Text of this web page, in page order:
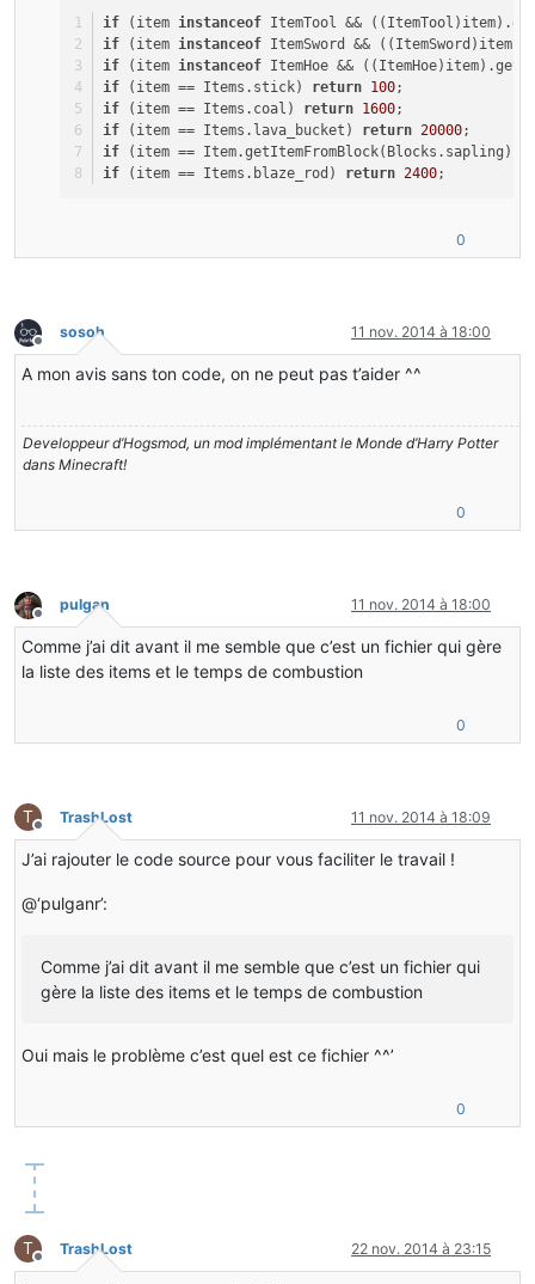
if (item instanceof ItemTool &&
if (item instanceof ItemSword &&
if (item instanceof ItemHoe &&
if (item == Items.stick) return 100;
if (item == Items.coal) return 1600;
if (item == Items.lava_bucket) return 20000;
if (item == Item.getItemFromBlock(Blocks.sapling))
if (item == Items.blaze_rod) return 2400;
0
Hors-ligne
sosoh 11 nov. 2014 à 18:00
A mon avis sans ton code, on ne peut pas t’aider ^^
Developpeur d’Hogsmod, un mod implémentant le Monde d’Harry Potter
dans Minecraft!
0
Hors-ligne
pulgan 11 nov. 2014 à 18:00
Comme j’ai dit avant il me semble que c’est un fichier qui gère
la liste des items et le temps de combustion
0
T
Hors-ligne
TrashLost 11 nov. 2014 à 18:09
J’ai rajouter le code source pour vous faciliter le travail !
@‘pulganr’:
Comme j’ai dit avant il me semble que c’est un fichier qui
gère la liste des items et le temps de combustion
Oui mais le problème c’est quel est ce fichier ^^’
0
T
Hors-ligne
TrashLost 22 nov. 2014 à 23:15